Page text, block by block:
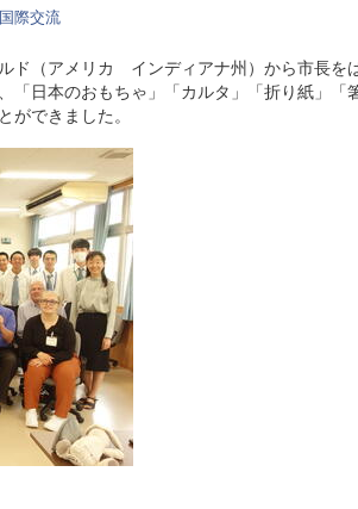
国際交流
ド（アメリカ インディアナ州）から市長
「日本のおもちゃ」「カルタ」「折り紙」
できました。